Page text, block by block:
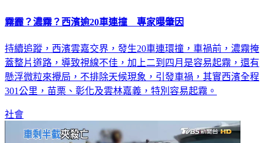
霧霾？濃霧？西濱逾20車連撞 專家曝肇因
持續追蹤，西濱雲嘉交界，發生20車連環撞，車禍前，濃霧掩
蓋整片道路，導致視線不佳，加上二到四月是容易起霧，還有
懸浮微粒來攪局，不排除天候現象，引發車禍，其實西濱全程
301公里，苗栗、彰化及雲林嘉義，特別容易起霧。
社會